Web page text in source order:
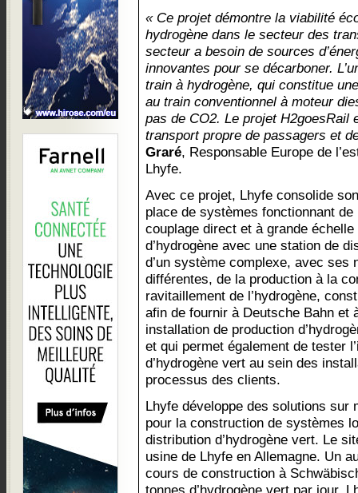
« Ce projet démontre la viabilité
hydrogène dans le secteur des
secteur a besoin de sources
innovantes pour se décarboner.
train à hydrogène, qui constitue
au train conventionnel à moteur
pas de CO2. Le projet H2goesRail
transport propre de passagers et
Graré, Responsable Europe de
Lhyfe.
Avec ce projet, Lhyfe consolide
place de systèmes fonctionnant
couplage direct et à grande échelle
d’hydrogène avec une station de
d’un système complexe, avec ses
différentes, de la production à la
ravitaillement de l’hydrogène,
afin de fournir à Deutsche Bahn et
installation de production
et qui permet également de tester
d’hydrogène vert au sein des
processus des clients.
Lhyfe développe des solutions sur
pour la construction de systèmes
distribution d’hydrogène vert. Le
usine de Lhyfe en Allemagne. Un
cours de construction à
tonnes d’hydrogène vert par jour.